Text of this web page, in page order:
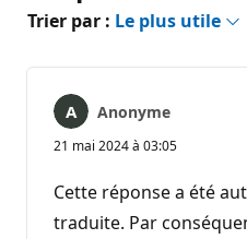
Trier par : Le plus utile
Anonyme
21 mai 2024 à 03:05
Cette réponse a été
traduite. Par